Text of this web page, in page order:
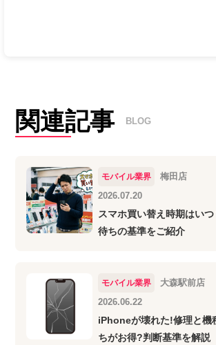
関連記事 BLOG
モバイル業界
梅田店
2026.07.20
スマホ買い替え時期はい
待ちの基準をご紹介
モバイル業界
大森駅前店
2026.06.22
iPhoneが壊れた!修理と機
ちがお得?判断基準を解説